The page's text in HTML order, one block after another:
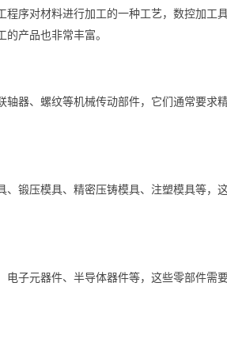
序对材料进行加工的一种工艺，数控加工
产品也非常丰富。
器、螺纹等机械传动部件，它们通常要求
锻压模具、精密压铸模具、注塑模具等，
子元器件、半导体器件等，这些零部件需